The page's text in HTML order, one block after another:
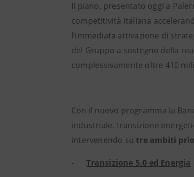
Il piano, presentato oggi a
competitività italiana
l’immediata attivazione di
del Gruppo a sostegno della
complessivamente oltre 410
Con il nuovo programma la
industriale, transizione
intervenendo su tre ambiti
-Transizione 5.0 ed Energia